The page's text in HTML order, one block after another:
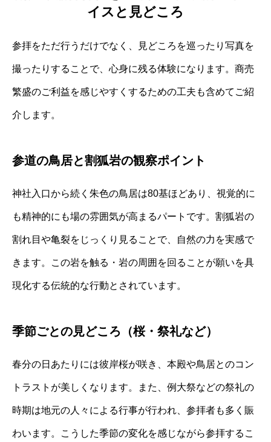
イスと見どころ
参拝をただ行うだけでなく、見どころを巡ったり写真を
撮ったりすることで、心身に残る体験になります。商売
繁盛のご利益を感じやすくするための工夫も含めてご紹
介します。
参道の鳥居と割狐岩の観察ポイント
神社入口から続く朱色の鳥居は80基ほどあり、視覚的に
も精神的にも場の雰囲気が高まるパートです。割狐岩の
割れ目や亀裂をじっくり見ることで、自然の力を実感で
きます。この岩を触る・岩の周囲を回ることが願いを具
現化する伝統的な行動とされています。
季節ごとの見どころ（桜・祭礼など）
春分の日あたりには彼岸桜が咲き、本殿や鳥居とのコン
トラストが美しくなります。また、例大祭などの祭礼の
時期は地元の人々による行事が行われ、参拝者も多く賑
わいます。こうした季節の変化を感じながら参拝するこ